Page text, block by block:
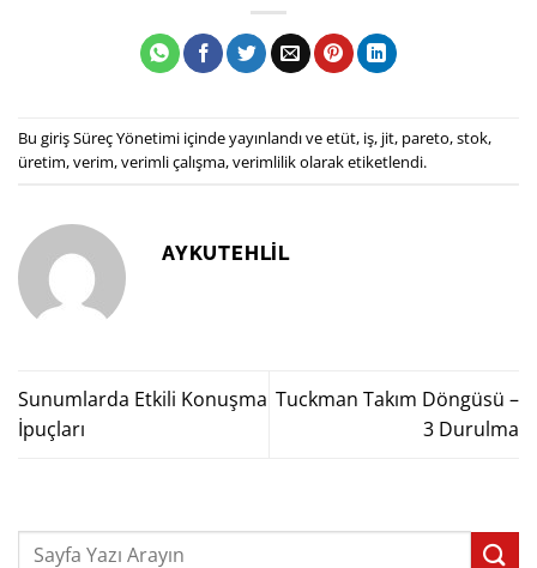
Bu girişSüreç Yönetimi içinde yayınlandı veetüt, iş, jit, pareto,stok,
üretim,verim,verimli çalışma,verimlilikolarak etiketlendi.
AYKUTEHLIL
Sunumlarda Etkili Konuşma
İpuçları
Tuckman Takım Döngüsü –
3 Durulma